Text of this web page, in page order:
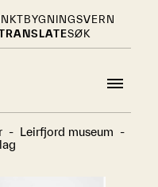
BYGNINGSVERN
SØK
- Leirfjord museum -